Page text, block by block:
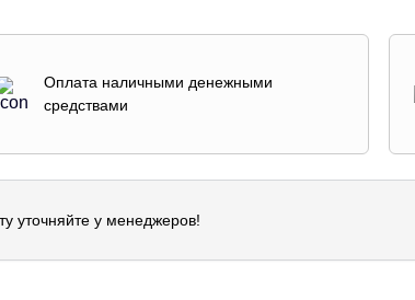
Оплата наличными денежными
средствами
уточняйте у менеджеров!